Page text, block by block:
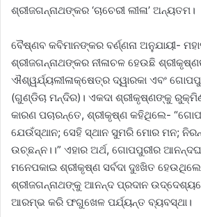
ଶ୍ରୀଜଗନ୍ନାଥଙ୍କର ‘ଚାଚେରୀ ଲୀଳା’ ଅନ୍ୟତମ।
ବୈଷ୍ଣବ କବିମାନଙ୍କର ବର୍ଣ୍ଣନା ଅନୁଯାୟୀ-
ଶ୍ରୀଜଗନ୍ନାଥଙ୍କର ନୀଳାଚଳ ହେଉଛି
ଐଶ୍ୱର୍ଯ୍ୟଲୀଳାକ୍ଷେତ୍ର ଦ୍ୱାରକା ଏବଂ
(ଗୁଣ୍ଡିଚା ମନ୍ଦିର)। ଏକଦା ଶ୍ରୀକୃଷ୍ଣଙ୍କୁ
କାରଣ ପଚାରନ୍ତେ, ଶ୍ରୀକୃଷ୍ଣ କହିଥିଲେ-
ଯେଉଁସ୍ଥାନ; ସେହି ସ୍ଥାନ ସୁମରି ମୋର ମନ;
ଉଚ୍ଛନ୍ନ।।” ଏହାର ଅର୍ଥ, ଗୋପପୁରୀର
ମନେପକାଇ ଶ୍ରୀକୃଷ୍ଣ ସର୍ବଦା ଦୁଃଖିତ
ଶ୍ରୀଜଗନ୍ନାଥଙ୍କୁ ଆନନ୍ଦ ପ୍ରଦାନ
ଆରମ୍ଭ କରି ଫଗୁଖେଳ ପର୍ଯ୍ୟନ୍ତ ବ୍ୟବସ୍ଥା।